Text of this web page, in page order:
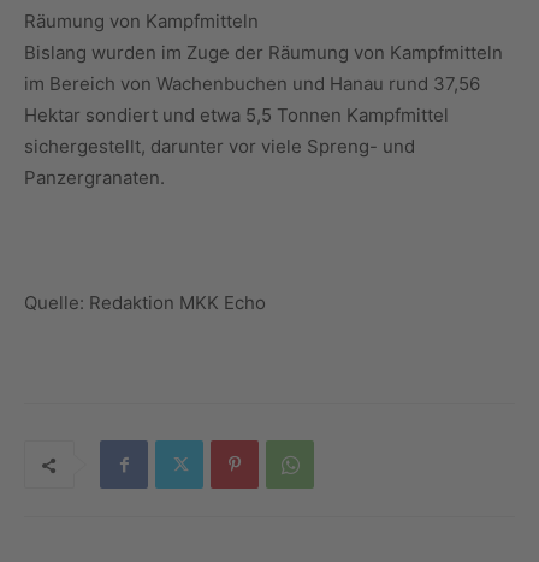
Räumung von Kampfmitteln
Bislang wurden im Zuge der Räumung von Kampfmitteln
im Bereich von Wachenbuchen und Hanau rund 37,56
Hektar sondiert und etwa 5,5 Tonnen Kampfmittel
sichergestellt, darunter vor viele Spreng- und
Panzergranaten.
Quelle: Redaktion MKK Echo